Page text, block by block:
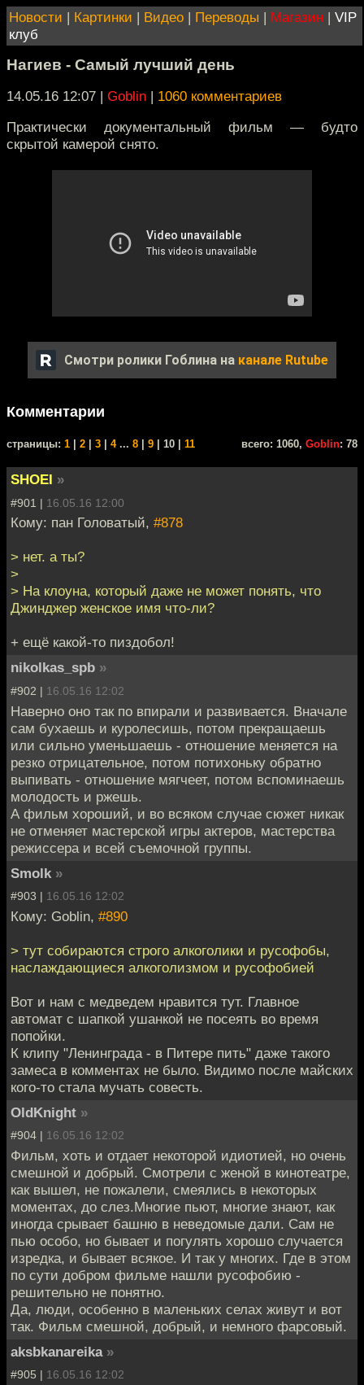
Новости | Картинки | Видео | Переводы | Магазин | VIP
клуб
Нагиев - Самый лучший день
14.05.16 12:07 | Goblin | 1060 комментариев
Практически документальный фильм — будто
скрытой камерой снято.
Смотри ролики Гоблина на канале Rutube
Комментарии
cтраницы: 1 2 3 4... 8 9 | 10 | 11 всего: 1060, Goblin: 78
SHOEI »
#901 | 16.05.16 12:00
Кому: пан Головатый, #878
> нет. а ты?
>
> На клоуна, который даже не может понять, что
Джинджер женское имя что-ли?
+ ещё какой-то пиздобол!
nikolkas_spb »
#902 | 16.05.16 12:02
Наверно оно так по впирали и развивается. Вначале
сам бухаешь и куролесишь, потом прекращаешь
или сильно уменьшаешь - отношение меняется на
резко отрицательное, потом потихоньку обратно
выпивать - отношение мягчеет, потом вспоминаешь
молодость и ржешь.
А фильм хороший, и во всяком случае сюжет никак
не отменяет мастерской игры актеров, мастерства
режиссера и всей съемочной группы.
Smolk »
#903 | 16.05.16 12:02
Кому: Goblin, #890
> тут собираются строго алкоголики и русофобы,
наслаждающиеся алкоголизмом и русофобией
Вот и нам с медведем нравится тут. Главное
автомат с шапкой ушанкой не посеять во время
попойки.
К клипу "Ленинграда - в Питере пить" даже такого
замеса в комментах не было. Видимо после майских
кого-то стала мучать совесть.
OldKnight »
#904 | 16.05.16 12:02
Фильм, хоть и отдает некоторой идиотией, но очень
смешной и добрый. Смотрели с женой в кинотеатре,
как вышел, не пожалели, смеялись в некоторых
моментах, до слез.Многие пьют, многие знают, как
иногда срывает башню в неведомые дали. Сам не
пью особо, но бывает и погулять хорошо случается
изредка, и бывает всякое. И так у многих. Где в этом
по сути добром фильме нашли русофобию -
решительно не понятно.
Да, люди, особенно в маленьких селах живут и вот
так. Фильм смешной, добрый, и немного фарсовый.
aksbkanareika »
#905 | 16.05.16 12:02